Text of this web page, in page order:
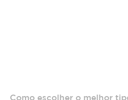
Como escolher o melhor